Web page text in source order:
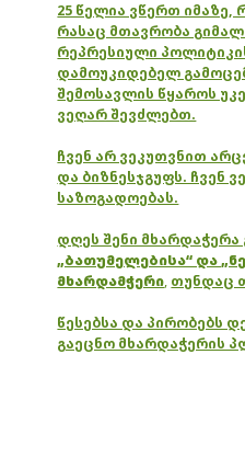
25 წელია ვწერთ იმაზე,
რასაც მთავრობა
რეპრესიული
დამოუკიდებელ
შემოსავლის წყაროს
ვეღარ შევძლებთ.
ჩვენ არ ვეკუთვნით
და ბიზნესჯგუფს. ჩვენ
საზოგადოებას.
დღეს შენი მხარდაჭერა
„ბათუმელებისა“ და
მხარდამჭერი, თუნდაც
წესებსა და პირობებს
გაეცნო მხარდაჭერის